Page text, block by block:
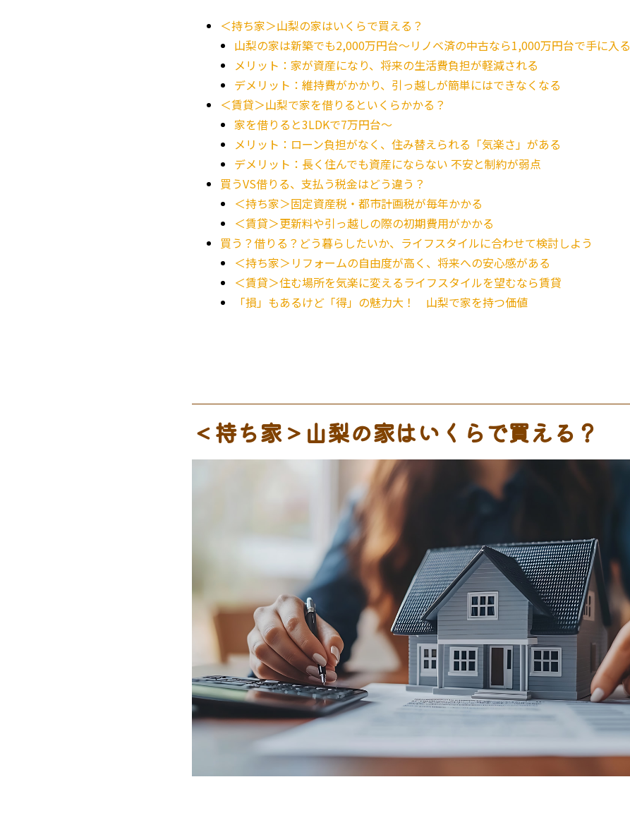
＜持ち家＞山梨の家はいくらで買える？
山梨の家は新築でも2,000万円台〜リノベ済の中古なら1,000万円台で手に入る
メリット：家が資産になり、将来の生活費負担が軽減される
デメリット：維持費がかかり、引っ越しが簡単にはできなくなる
＜賃貸＞山梨で家を借りるといくらかかる？
家を借りると3LDKで7万円台〜
メリット：ローン負担がなく、住み替えられる「気楽さ」がある
デメリット：長く住んでも資産にならない 不安と制約が弱点
買うVS借りる、支払う税金はどう違う？
＜持ち家＞固定資産税・都市計画税が毎年かかる
＜賃貸＞更新料や引っ越しの際の初期費用がかかる
買う？借りる？どう暮らしたいか、ライフスタイルに合わせて検討しよう
＜持ち家＞リフォームの自由度が高く、将来への安心感がある
＜賃貸＞住む場所を気楽に変えるライフスタイルを望むなら賃貸
「損」もあるけど「得」の魅力大！ 山梨で家を持つ価値
＜持ち家＞ 山梨の家はいくらで買える？